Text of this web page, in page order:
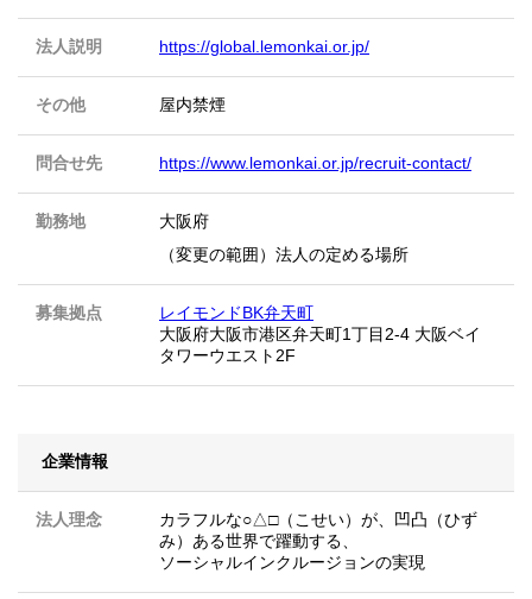
法人説明 https://global.lemonkai.or.jp/
その他 屋内禁煙
問合せ先 https://www.lemonkai.or.jp/recruit-contact/
勤務地
大阪府
（変更の範囲）法人の定める場所
募集拠点
レイモンドBK弁天町
大阪府大阪市港区弁天町1丁目2-4 大阪ベイ
タワーウエスト2F
企業情報
法人理念
カラフルな○△□（こせい）が、凹凸（ひず
み）ある世界で躍動する、
ソーシャルインクルージョンの実現